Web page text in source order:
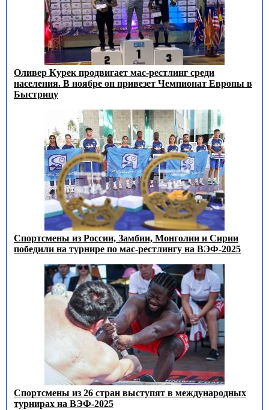
Оливер Курек продвигает мас-рестлинг среди
населения. В ноябре он привезет Чемпионат Европы в
Быстрицу
Спортсмены из России, Замбии, Монголии и Сирии
победили на турнире по мас-рестлингу на ВЭФ-2025
Спортсмены из 26 стран выступят в международных
турнирах на ВЭФ-2025